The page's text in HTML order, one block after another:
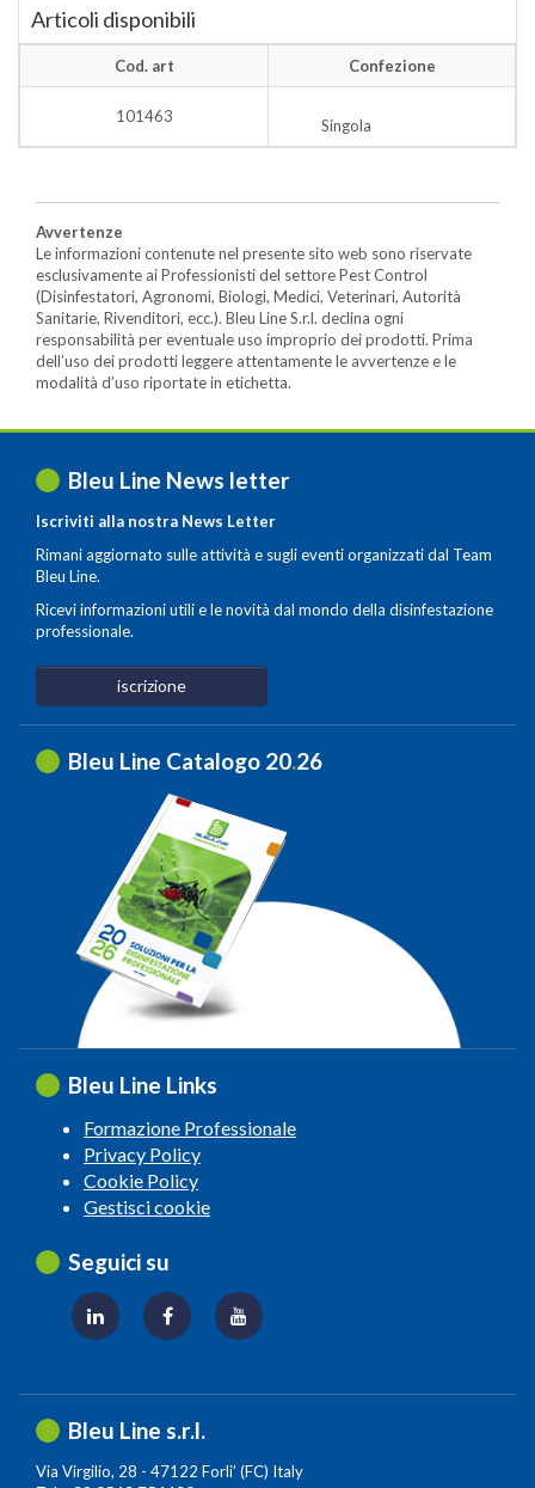
Articoli disponibili
Cod. art Confezione
101463 Singola
Avvertenze
Le informazioni contenute nel presente sito web sono riservate
esclusivamente ai Professionisti del settore Pest Control
(Disinfestatori, Agronomi, Biologi, Medici, Veterinari, Autorità
Sanitarie, Rivenditori, ecc.). Bleu Line S.r.l. declina ogni
responsabilità per eventuale uso improprio dei prodotti. Prima
dell’uso dei prodotti leggere attentamente le avvertenze e le
modalità d’uso riportate in etichetta.
Bleu Line News letter
Iscriviti alla nostra News Letter
Rimani aggiornato sulle attività e sugli eventi organizzati dal Team
Bleu Line.
Ricevi informazioni utili e le novità dal mondo della disinfestazione
professionale.
iscrizione
Bleu Line Catalogo 20.26
Bleu Line Links
Formazione Professionale
Privacy Policy
Cookie Policy
Gestisci cookie
Seguici su
Bleu Line s.r.l.
Via Virgilio, 28 - 47122 Forli’ (FC) Italy